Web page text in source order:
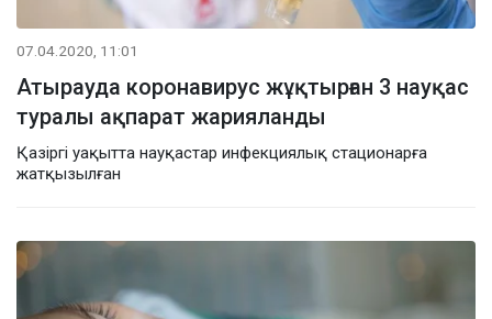
07.04.2020, 11:01
Атырауда коронавирус жұқтырған 3 науқас
туралы ақпарат жарияланды
Қазіргі уақытта науқастар инфекциялық стационарға
жатқызылған